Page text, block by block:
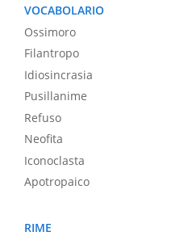
VOCABOLARIO
Ossimoro
Filantropo
Idiosincrasia
Pusillanime
Refuso
Neofita
Iconoclasta
Apotropaico
RIME